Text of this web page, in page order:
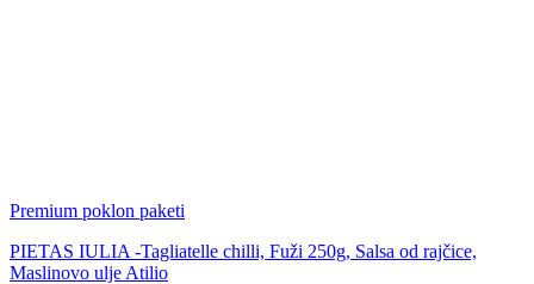
Premium poklon paketi
PIETAS IULIA -Tagliatelle chilli, Fuži 250g, Salsa od rajčice,
Maslinovo ulje Atilio